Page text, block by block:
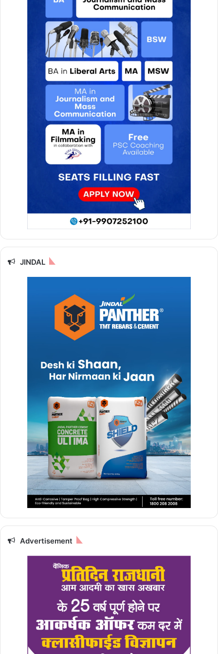
JINDAL
Advertisement